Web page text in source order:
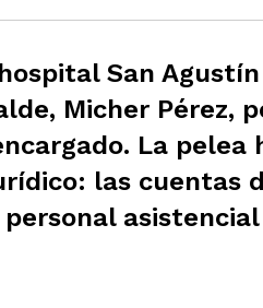
San
Micher Pérez,
La pelea
las cuentas